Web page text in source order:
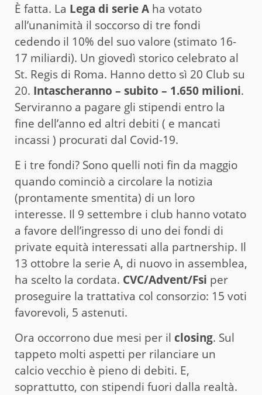
È fatta. La Lega di serie A ha votato
all’unanimità il soccorso di tre fondi
cedendo il 10% del suo valore (stimato 16-
17 miliardi). Un giovedì storico celebrato al
St. Regis di Roma. Hanno detto sì 20 Club su
20. Intascheranno – subito – 1.650 milioni.
Serviranno a pagare gli stipendi entro la
fine dell’anno ed altri debiti ( e mancati
incassi ) procurati dal Covid-19.
E i tre fondi? Sono quelli noti fin da maggio
quando cominciò a circolare la notizia
(prontamente smentita) di un loro
interesse. Il 9 settembre i club hanno votato
a favore dell’ingresso di uno dei fondi di
private equità interessati alla partnership. Il
13 ottobre la serie A, di nuovo in assemblea,
ha scelto la cordata. CVC/Advent/Fsi per
proseguire la trattativa col consorzio: 15 voti
favorevoli, 5 astenuti.
Ora occorrono due mesi per il closing. Sul
tappeto molti aspetti per rilanciare un
calcio vecchio è pieno di debiti. E,
soprattutto, con stipendi fuori dalla realtà.